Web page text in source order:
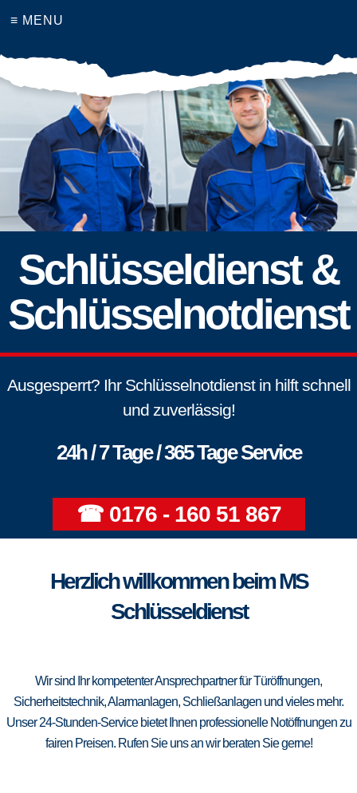
≡ MENU
Schlüsseldienst &
Schlüsselnotdienst
Ausgesperrt? Ihr Schlüsselnotdienst in hilft schnell
und zuverlässig!
24h / 7 Tage / 365 Tage Service
☎ 0176 - 160 51 867
Herzlich willkommen beim MS
Schlüsseldienst
Wir sind Ihr kompetenter Ansprechpartner für Türöffnungen,
Sicherheitstechnik, Alarmanlagen, Schließanlagen und vieles mehr.
Unser 24-Stunden-Service bietet Ihnen professionelle Notöffnungen zu
fairen Preisen. Rufen Sie uns an wir beraten Sie gerne!